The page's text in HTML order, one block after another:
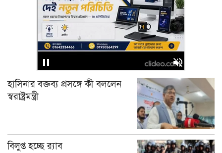
হাসিনার বক্তব্য প্রসঙ্গে কী বললেন
স্বরাষ্ট্রমন্ত্রী
বিলুপ্ত হচ্ছে র‍্যাব